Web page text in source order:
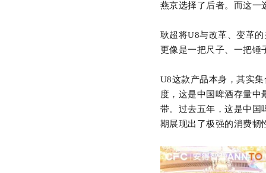
燕京选择了后者。而这一
耿超将U8与改革、变革
更像是一把尺子、一把锤
U8这款产品本身，其实
度，这是中国啤酒存量
带。过去五年，这是中国
期展现出了极强的消费韧